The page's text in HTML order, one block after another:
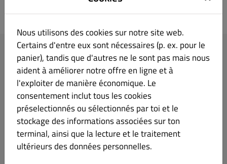
LA FABBRICA PIZZERIA
Se connecter
Adresse mail
Mot de passe
Nous utilisons des cookies sur notre site web.
Certains d'entre eux sont nécessaires (p. ex. pour le
panier), tandis que d'autres ne le sont pas mais nous
aident à améliorer notre offre en ligne et à
l'exploiter de manière économique. Le
consentement inclut tous les cookies
préselectionnés ou sélectionnés par toi et le
stockage des informations associées sur ton
terminal, ainsi que la lecture et le traitement
ultérieurs des données personnelles.